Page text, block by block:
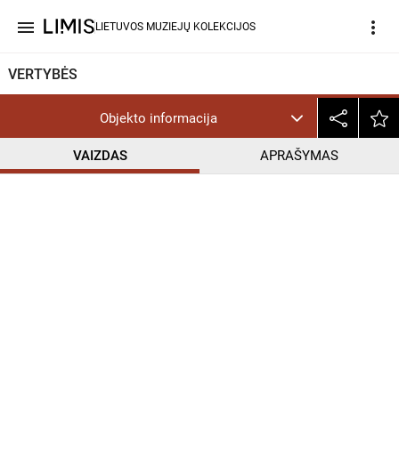
menu LIETUVOS MUZIEJŲ KOLEKCIJOS more_vert
VERTYBĖS
Objekto informacija
VAIZDAS APRAŠYMAS